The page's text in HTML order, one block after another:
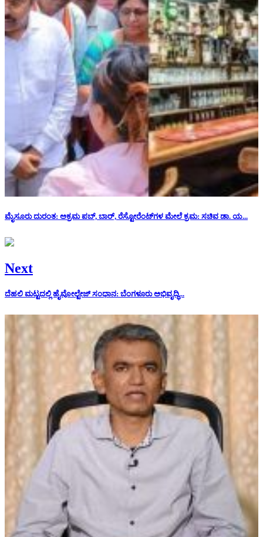
ಮೈಸೂರು ದುರಂತ: ಅಕ್ರಮ ಪಬ್, ಬಾರ್, ರೆಸ್ಟೋರೆಂಟ್‌ಗಳ ಮೇಲೆ ಕ್ರಮ: ಸಚಿವ ಡಾ. ಯ...
Next
ದೆಹಲಿ ಮಟ್ಟದಲ್ಲಿ ಹೈವೋಲ್ಟೇಜ್ ಸಂಧಾನ: ಬೆಂಗಳೂರು ಅಭಿವೃದ್ಧಿ...